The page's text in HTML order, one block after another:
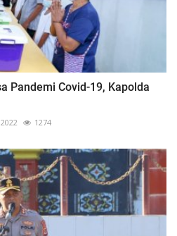
Pandemi Covid-19, Kapolda
1274